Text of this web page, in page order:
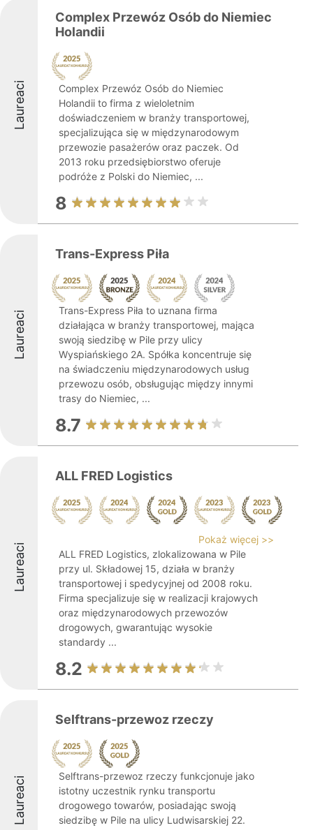
Laureaci
Complex Przewóz Osób do Niemiec
Holandii
Complex Przewóz Osób do Niemiec
Holandii to firma z wieloletnim
doświadczeniem w branży transportowej,
specjalizująca się w międzynarodowym
przewozie pasażerów oraz paczek. Od
2013 roku przedsiębiorstwo oferuje
podróże z Polski do Niemiec, ...
8
Laureaci
Trans-Express Piła
Trans-Express Piła to uznana firma
działająca w branży transportowej, mająca
swoją siedzibę w Pile przy ulicy
Wyspiańskiego 2A. Spółka koncentruje się
na świadczeniu międzynarodowych usług
przewozu osób, obsługując między innymi
trasy do Niemiec, ...
8.7
Laureaci
ALL FRED Logistics
Pokaż więcej >>
ALL FRED Logistics, zlokalizowana w Pile
przy ul. Składowej 15, działa w branży
transportowej i spedycyjnej od 2008 roku.
Firma specjalizuje się w realizacji krajowych
oraz międzynarodowych przewozów
drogowych, gwarantując wysokie
standardy ...
8.2
Laureaci
Selftrans-przewoz rzeczy
Selftrans-przewoz rzeczy funkcjonuje jako
istotny uczestnik rynku transportu
drogowego towarów, posiadając swoją
siedzibę w Pile na ulicy Ludwisarskiej 22.